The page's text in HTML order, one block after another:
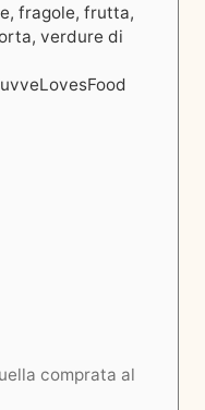
fragole, frutta,
verdure di
comprata al